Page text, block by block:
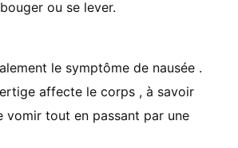
ou se lever.
le symptôme de nausée .
affecte le corps , à savoir
vomir tout en passant par une